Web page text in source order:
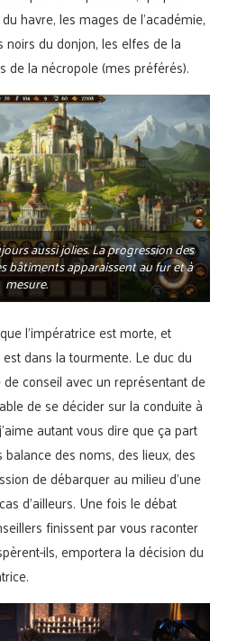
havre, les mages de l’académie,
du donjon, les elfes de la
de la nécropole (mes préférés).
aussi jolies. La progression des
bâtiments apparaissent au fur et à
mesure.
l’impératrice est morte, et
dans la tourmente. Le duc du
conseil avec un représentant de
de se décider sur la conduite à
autant vous dire que ça part
des noms, des lieux, des
de débarquer au milieu d’une
d’ailleurs. Une fois le débat
finissent par vous raconter
ils, emportera la décision du